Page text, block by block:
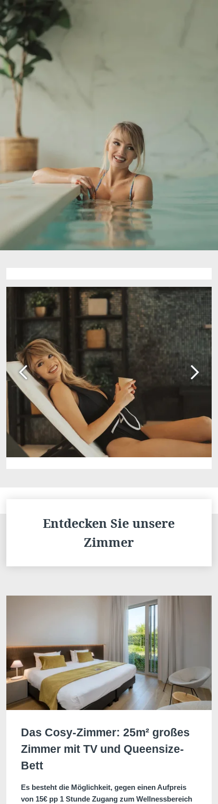
Entdecken Sie unsere
Zimmer
Das Cosy-Zimmer: 25m² großes
Zimmer mit TV und Queensize-
Bett
Es besteht die Möglichkeit, gegen einen Aufpreis
von 15€ pp 1 Stunde Zugang zum Wellnessbereich
Wählen Sie Ihr Hotel :
Martin's Rentmeesterij
Martin's Château du Lac
Genval, 5*
Martin's Manoir
Louvain-la-Neuve, 3*
Martin's All SuitesLouvain-la-Neuve, 4*
Martin's KloosterLouvain, 4*
Martin's PatershofMalines, 4*
Martin's Dream HotelMons, 4*
Martin's Red
Tubize, 4*
DEntdecken Sie alle unsere Hotels